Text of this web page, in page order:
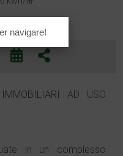
AD USO
in un complesso
navigare!